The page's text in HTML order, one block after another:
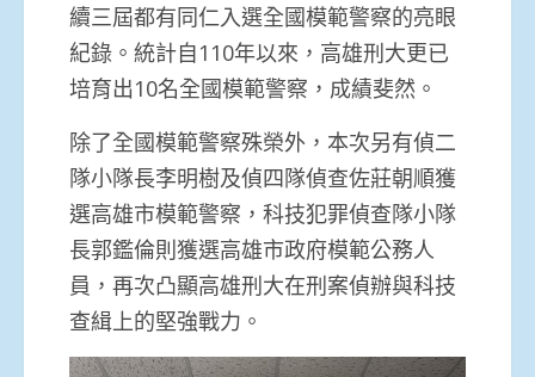
續三屆都有同仁入選全國模範警察的亮眼
紀錄。統計自110年以來，高雄刑大更已
培育出10名全國模範警察，成績斐然。
除了全國模範警察殊榮外，本次另有偵二
隊小隊長李明樹及偵四隊偵查佐莊朝順獲
選高雄市模範警察，科技犯罪偵查隊小隊
長郭鑑倫則獲選高雄市政府模範公務人
員，再次凸顯高雄刑大在刑案偵辦與科技
查緝上的堅強戰力。